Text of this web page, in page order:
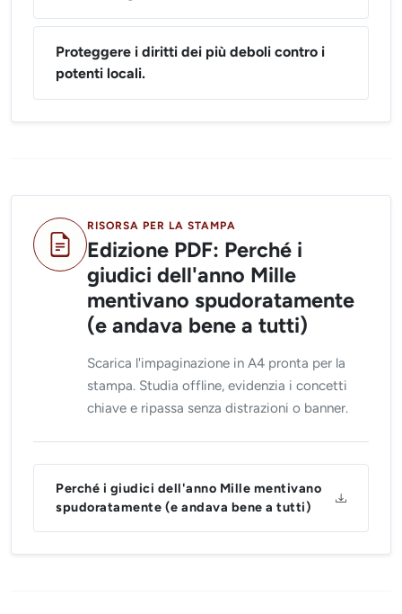
Proteggere i diritti dei più deboli contro i
potenti locali.
RISORSA PER LA STAMPA
Edizione PDF: Perché i
giudici dell'anno Mille
mentivano spudoratamente
(e andava bene a tutti)
Scarica l'impaginazione in A4 pronta per la
stampa. Studia offline, evidenzia i concetti
chiave e ripassa senza distrazioni o banner.
Perché i giudici dell'anno Mille mentivano
spudoratamente (e andava bene a tutti)